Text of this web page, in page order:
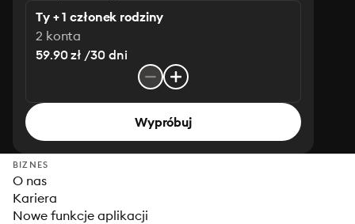
Ty + 1 członek rodziny
2 konta
59.90 zł /30 dni
Wypróbuj
BIZNES
O nas
Kariera
Nowe funkcje aplikacji